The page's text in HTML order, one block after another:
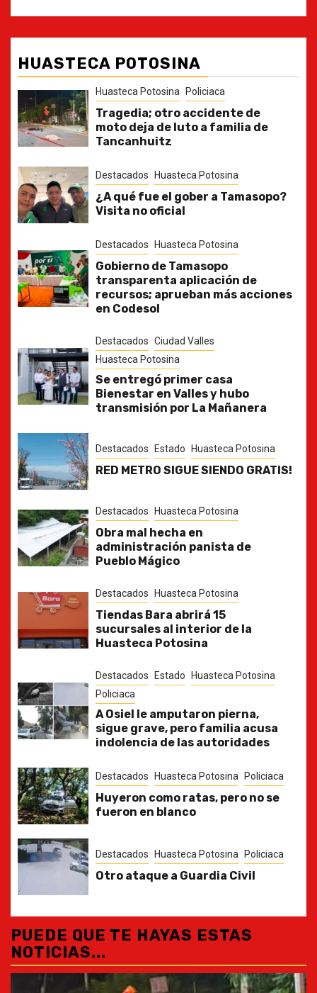
HUASTECA POTOSINA
Huasteca Potosina Policiaca
Tragedia; otro accidente de
moto deja de luto a familia de
Tancanhuitz
Destacados Huasteca Potosina
¿A qué fue el gober a Tamasopo?
Visita no oficial
Destacados Huasteca Potosina
Gobierno de Tamasopo
transparenta aplicación de
recursos; aprueban más acciones
en Codesol
Destacados Ciudad Valles
Huasteca Potosina
Se entregó primer casa
Bienestar en Valles y hubo
transmisión por La Mañanera
Destacados Estado Huasteca Potosina
RED METRO SIGUE SIENDO GRATIS!
Destacados Huasteca Potosina
Obra mal hecha en
administración panista de
Pueblo Mágico
Destacados Huasteca Potosina
Tiendas Bara abrirá 15
sucursales al interior de la
Huasteca Potosina
Destacados Estado Huasteca Potosina
Policiaca
A Osiel le amputaron pierna,
sigue grave, pero familia acusa
indolencia de las autoridades
Destacados Huasteca Potosina Policiaca
Huyeron como ratas, pero no se
fueron en blanco
Destacados Huasteca Potosina Policiaca
Otro ataque a Guardia Civil
PUEDE QUE TE HAYAS ESTAS
NOTICIAS...